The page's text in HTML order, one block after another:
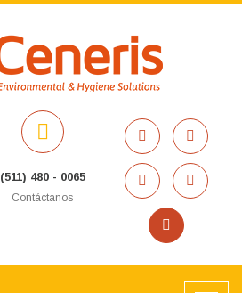
(511) 480 - 0065
Contáctanos